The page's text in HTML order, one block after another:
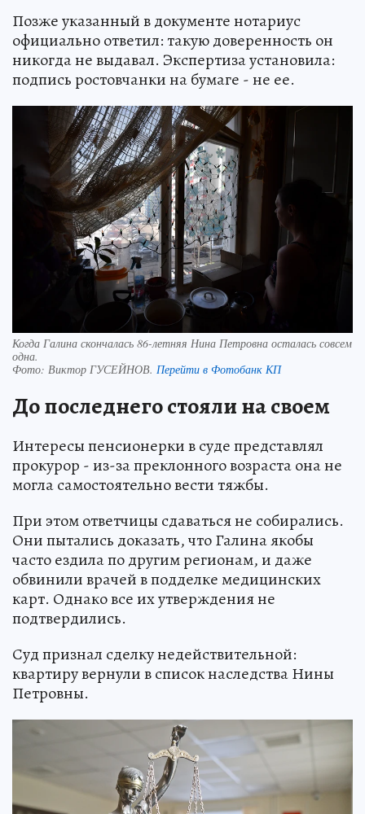
Позже указанный в документе нотариус
официально ответил: такую доверенность он
никогда не выдавал. Экспертиза установила:
подпись ростовчанки на бумаге - не ее.
Когда Галина скончалась 86-летняя Нина Петровна осталась совсем
одна.
Фото: Виктор ГУСЕЙНОВ. Перейти в Фотобанк КП
До последнего стояли на своем
Интересы пенсионерки в суде представлял
прокурор - из-за преклонного возраста она не
могла самостоятельно вести тяжбы.
При этом ответчицы сдаваться не собирались.
Они пытались доказать, что Галина якобы
часто ездила по другим регионам, и даже
обвинили врачей в подделке медицинских
карт. Однако все их утверждения не
подтвердились.
Суд признал сделку недействительной:
квартиру вернули в список наследства Нины
Петровны.